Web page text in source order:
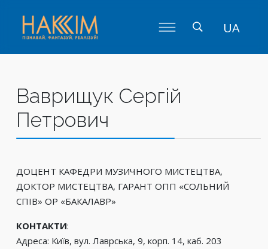
UA
Ваврищук Сергій
Петрович
ДОЦЕНТ КАФЕДРИ МУЗИЧНОГО МИСТЕЦТВА,
ДОКТОР МИСТЕЦТВА, ГАРАНТ ОПП «СОЛЬНИЙ
СПІВ» ОР «БАКАЛАВР»
КОНТАКТИ:
Адреса: Київ, вул. Лаврська, 9, корп. 14, каб. 203